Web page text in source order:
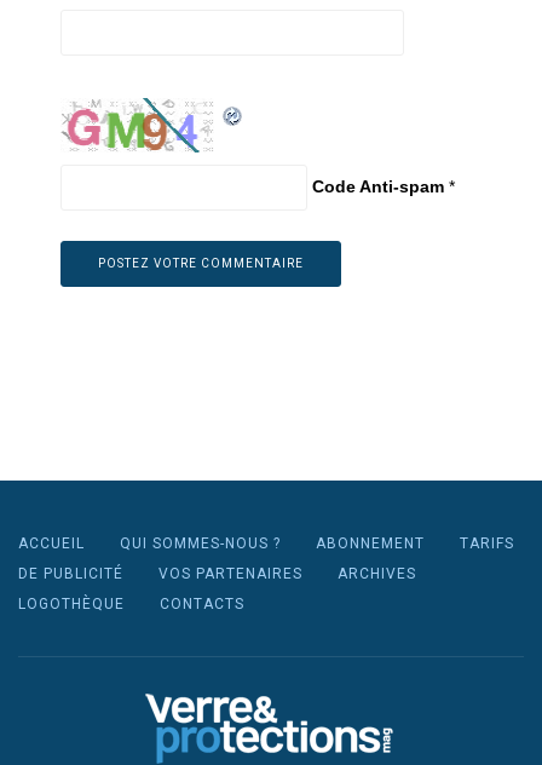
Code Anti-spam *
ACCUEIL QUI SOMMES-NOUS ? ABONNEMENT
TARIFS
DE PUBLICITÉ
VOS PARTENAIRES
ARCHIVES
LOGOTHÈQUE
CONTACTS